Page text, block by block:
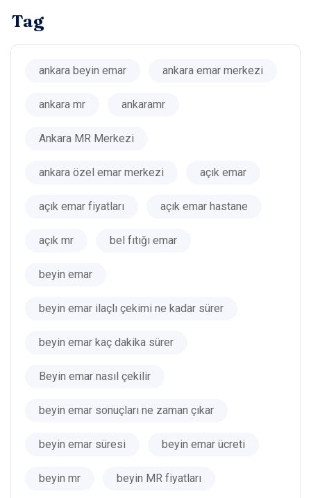
Tag
ankara beyin emar ankara emar merkezi
ankara mr ankaramr
Ankara MR Merkezi
ankara özel emar merkezi açık emar
açık emar fiyatları açık emar hastane
açık mr bel fıtığı emar
beyin emar
beyin emar ilaçlı çekimi ne kadar sürer
beyin emar kaç dakika sürer
Beyin emar nasıl çekilir
beyin emar sonuçları ne zaman çıkar
beyin emar süresi beyin emar ücreti
beyin mr beyin MR fiyatları